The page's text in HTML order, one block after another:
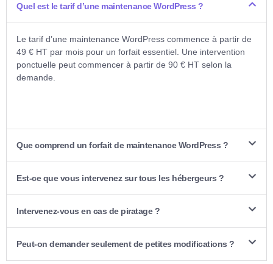
Quel est le tarif d’une maintenance WordPress ?
Le tarif d’une maintenance WordPress commence à partir de
49 € HT par mois pour un forfait essentiel. Une intervention
ponctuelle peut commencer à partir de 90 € HT selon la
demande.
Que comprend un forfait de maintenance WordPress ?
Est-ce que vous intervenez sur tous les hébergeurs ?
Intervenez-vous en cas de piratage ?
Peut-on demander seulement de petites modifications ?